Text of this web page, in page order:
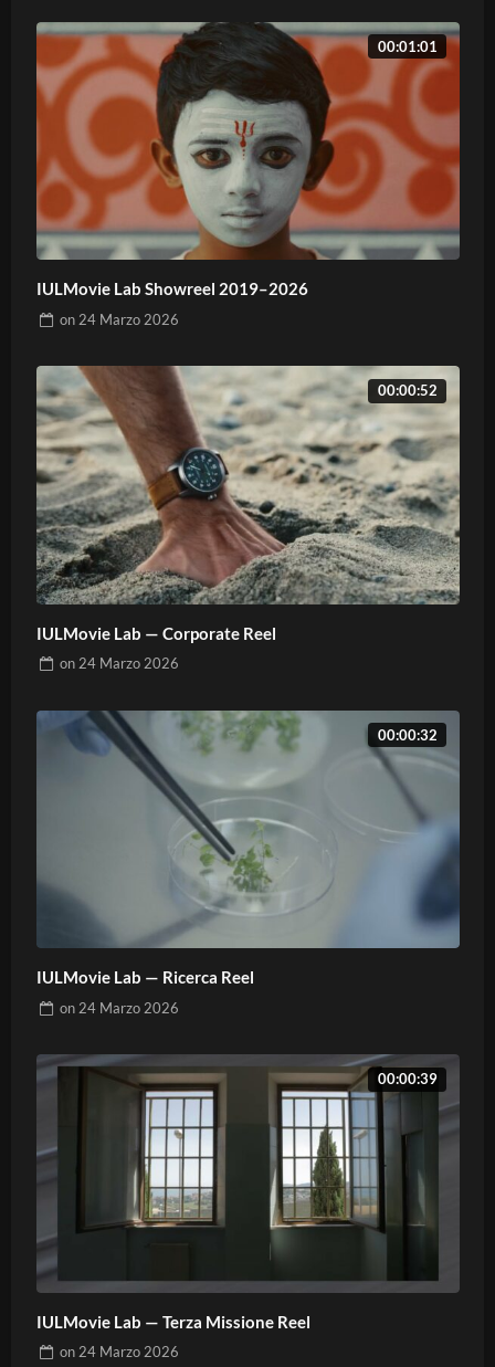
00:01:01
IULMovie Lab Showreel 2019–2026
on 24 Marzo 2026
00:00:52
IULMovie Lab — Corporate Reel
on24 Marzo 2026
00:00:32
IULMovie Lab — Ricerca Reel
on 24 Marzo 2026
00:00:39
IULMovie Lab — Terza Missione Reel
on24 Marzo 2026